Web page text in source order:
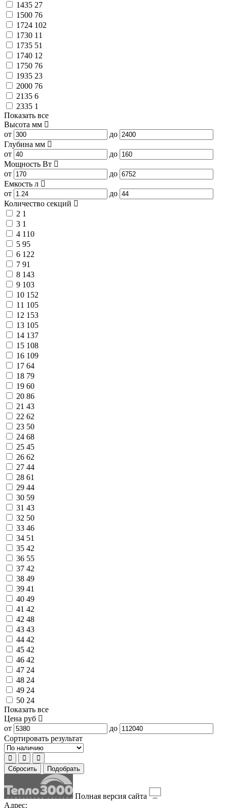
1435 27
1500 76
1724 102
1730 11
1735 51
1740 12
1750 76
1935 23
2000 76
2135 6
2335 1
Показать все
Высота мм
от
до
Глубина мм
от
до
Мощность Вт
от
до
Емкость л
от
до
Количество секций
2 1
3 1
4 110
5 95
6 122
7 91
8 143
9 103
10 152
11 105
12 153
13 105
14 137
15 108
16 109
17 64
18 79
19 60
20 86
21 43
22 62
23 50
24 68
25 45
26 62
27 44
28 61
29 44
30 59
31 43
32 50
33 46
34 51
35 42
36 55
37 42
38 49
39 41
40 49
41 42
42 48
43 43
44 42
45 42
46 42
47 24
48 24
49 24
50 24
Показать все
Цена руб
от
до
Сортировать результат
Сбросить Подобрать
Полная версия сайта
Адрес: